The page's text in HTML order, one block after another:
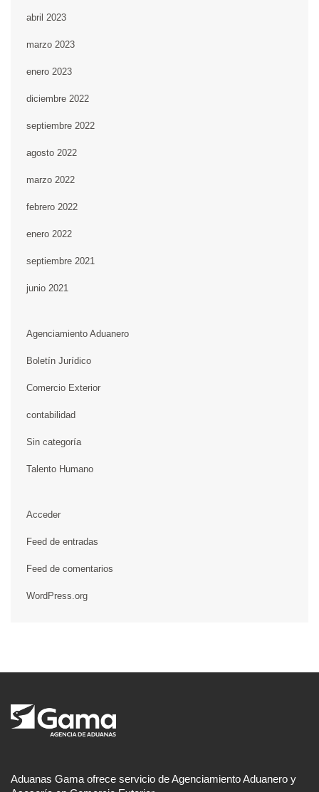
abril 2023
marzo 2023
enero 2023
diciembre 2022
septiembre 2022
agosto 2022
marzo 2022
febrero 2022
enero 2022
septiembre 2021
junio 2021
Agenciamiento Aduanero
Boletín Jurídico
Comercio Exterior
contabilidad
Sin categoría
Talento Humano
Acceder
Feed de entradas
Feed de comentarios
WordPress.org
Aduanas Gama ofrece servicio de Agenciamiento Aduanero y